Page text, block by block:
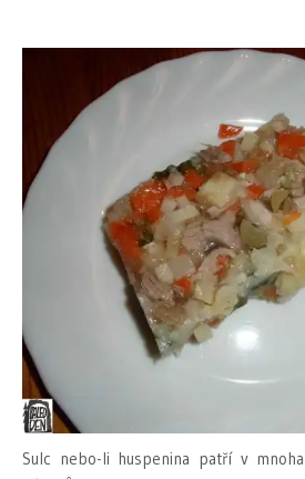
Sulc nebo-li huspenina patří v